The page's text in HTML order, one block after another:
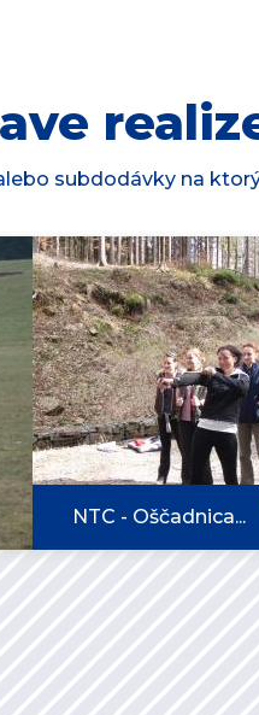
subdodávky na
NTC - Oščadnica...